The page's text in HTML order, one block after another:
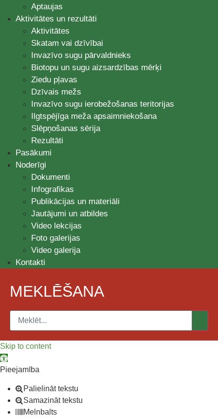
Aptaujas
Aktivitātes un rezultāti
Aktivitātes
Skatam vai dzīvībai
Invazīvo sugu pārvaldnieks
Biotopu un sugu aizsardzības mērķi
Ziedu pļavas
Dzīvais mežs
Invazīvo sugu ierobežošanas teritorijas
Ilgtspējīga meža apsaimniekošana
Slēpņošanas sērija
Rezultāti
Pasākumi
Noderīgi
Dokumenti
Infografikas
Publikācijas un materiāli
Jautājumi un atbildes
Video lekcijas
Foto galerijas
Video galerija
Kontakti
MEKLĒŠANA
Skip to content
Open toolbar
Pieejamība
Palielināt tekstu
Samazināt tekstu
Melnbalts